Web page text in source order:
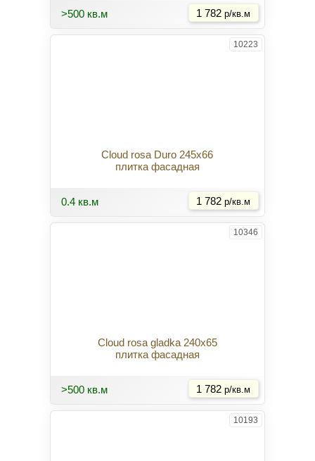
>500 кв.м 1 782 р/кв.м
10223
Cloud rosa Duro 245x66
плитка фасадная
0.4 кв.м 1 782 р/кв.м
10346
Cloud rosa gladka 240x65
плитка фасадная
>500 кв.м 1 782 р/кв.м
10193